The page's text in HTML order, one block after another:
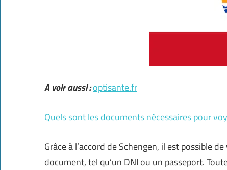
A voir aussi :optisante.fr
Quels sont les documents nécessaires pour
Grâce à l’accord de Schengen, il est possible
document, tel qu’un DNI ou un passeport.